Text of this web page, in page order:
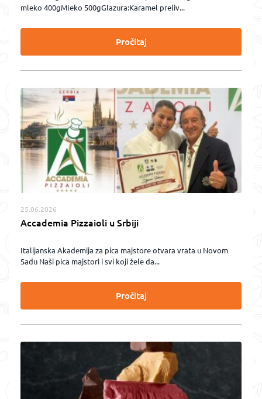
mleko 400gMleko 500gGlazura:Karamel preliv...
Pročitaj
25.06.2026
Accademia Pizzaioli u Srbiji
Italijanska Akademija za pica majstore otvara vrata u Novom
Sadu Naši pica majstori i svi koji žele da...
Pročitaj